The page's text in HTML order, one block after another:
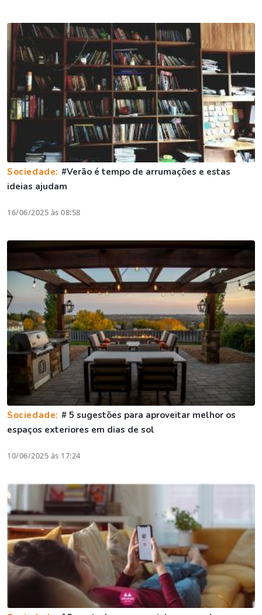
Sociedade: #Verão é tempo de arrumações e estas
ideias ajudam
16/06/2025 às 08:58
Sociedade: # 5 sugestões para aproveitar melhor os
espaços exteriores em dias de sol
10/06/2025 às 17:24